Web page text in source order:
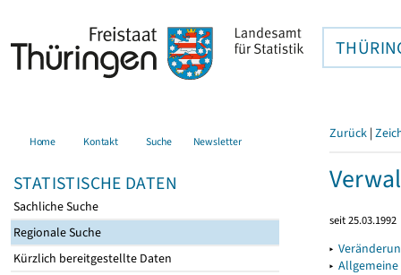
Home Kontakt Suche Newsletter
STATISTISCHE DATEN
Sachliche Suche
Regionale Suche
Kürzlich bereitgestellte Daten
Zurück |
seit 25.03.1992
▸
▸